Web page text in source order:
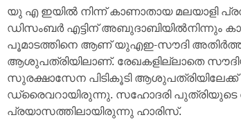
യു എ ഇയിൽ നിന്ന് കാണാതായ മലയാളി
ഡിസംബര്‍ എട്ടിന് അബുദാബിയില്‍നിന്നും
പൂമാടത്തിനെ ആണ് യുഎഇ-സൗദി
ആശുപത്രിയിലാണ്. രേഖകളില്ലാതെ
സുരക്ഷാസേന പിടികൂടി
ഡ്രൈവറായിരുന്നു. സഹോദരി പുത്രിയുടെ
പ്രയാസത്തിലായിരുന്നു ഹാരിസ്.